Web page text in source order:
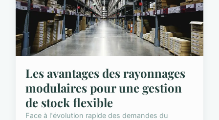
Les avantages des rayonnages
modulaires pour une gestion
de stock flexible
Face à l'évolution rapide des demandes du